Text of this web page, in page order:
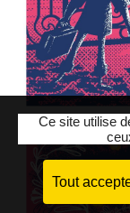
Ce site utilise
Tout